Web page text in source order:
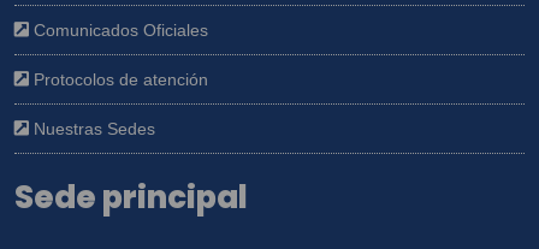
Comunicados Oficiales
Protocolos de atención
Nuestras Sedes
Sede principal